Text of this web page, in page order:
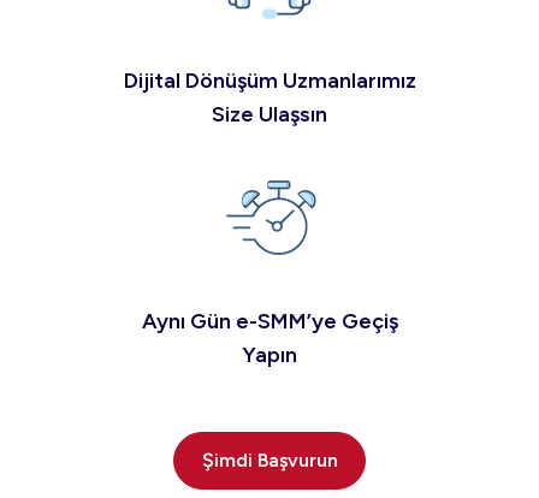
Dijital Dönüşüm Uzmanlarımız
Size Ulaşsın
Aynı Gün e-SMM’ye Geçiş
Yapın
Şimdi Başvurun